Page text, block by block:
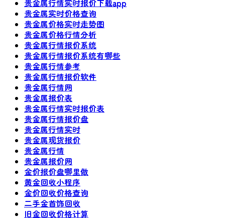
贵金属行情实时报价下载app
贵金属实时价格查询
贵金属价格实时走势图
贵金属价格行情分析
贵金属行情报价系统
贵金属行情报价系统有哪些
贵金属行情参考
贵金属行情报价软件
贵金属行情网
贵金属报价表
贵金属行情实时报价表
贵金属行情报价盘
贵金属行情实时
贵金属现货报价
贵金属行情
贵金属报价网
金价报价盘哪里做
黄金回收小程序
金价回收价格查询
二手金首饰回收
旧金回收价格计算